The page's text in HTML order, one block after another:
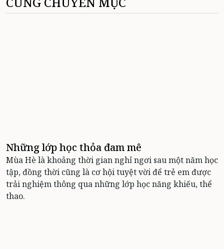
Những lớp học thỏa đam mê
Mùa Hè là khoảng thời gian nghỉ ngơi sau một năm học
tập, đồng thời cũng là cơ hội tuyệt vời để trẻ em được
trải nghiệm thông qua những lớp học năng khiếu, thể
thao.